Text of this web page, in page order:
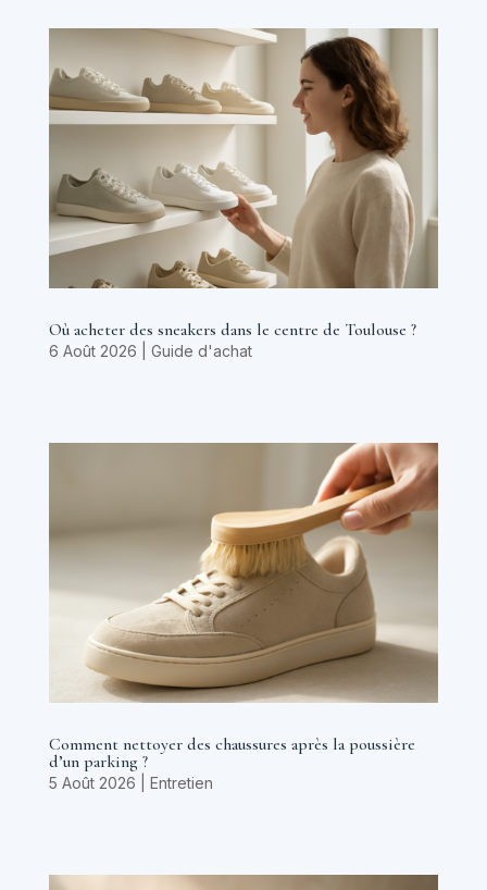
Où acheter des sneakers dans le centre de Toulouse ?
6 Août 2026 Guide d'achat
Comment nettoyer des chaussures après la poussière
d’un parking ?
5 Août 2026 Entretien